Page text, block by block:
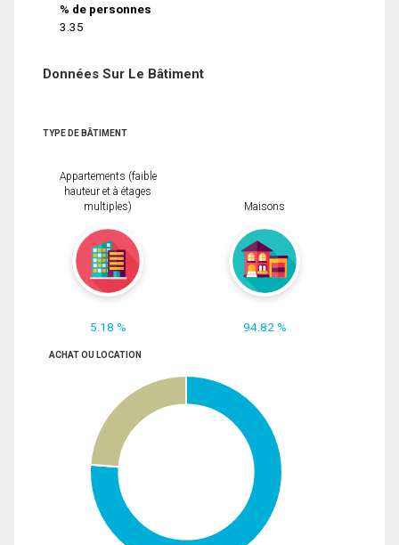
% de personnes
3.35
Données Sur Le Bâtiment
TYPE DE BÂTIMENT
Appartements (faible
hauteur et à étages
multiples)
5.18 %
Maisons
94.82 %
ACHAT OU LOCATION